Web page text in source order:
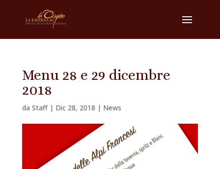
Menu 28 e 29 dicembre
2018
da Staff| Dic 28, 2018 | News